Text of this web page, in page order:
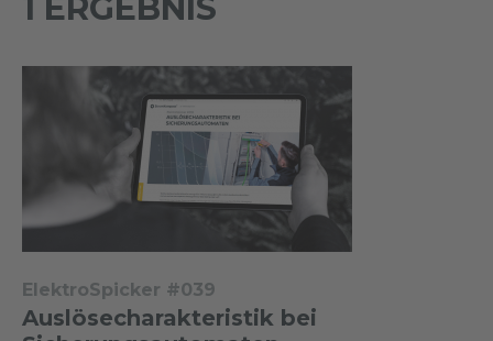
1 ERGEBNIS
ElektroSpicker #039
Auslösecharakteristik bei